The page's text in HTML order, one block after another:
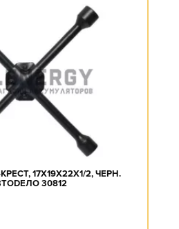
17X19X22X1/2, ЧЕРН.
30812